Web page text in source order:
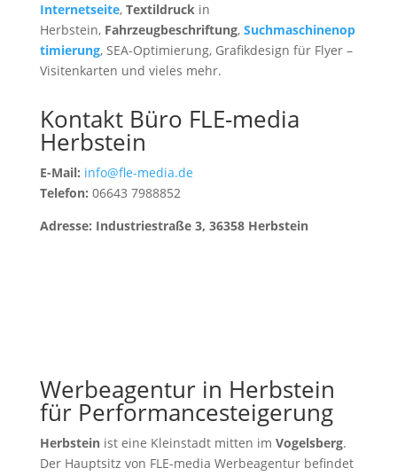
Internetseite, Textildruckin
Herbstein, Fahrzeugbeschriftung, Suchmaschinenop
timierung, SEA-Optimierung, Grafikdesign für Flyer –
Visitenkarten und vieles mehr.
Kontakt Büro FLE-media
Herbstein
E-Mail: info@fle-media.de
Telefon: 06643 7988852
Adresse: Industriestraße 3, 36358 Herbstein
Werbeagentur in Herbstein
für Performancesteigerung
Herbsteinist eine Kleinstadt mitten im Vogelsberg.
Der Hauptsitz von FLE-media Werbeagentur befindet